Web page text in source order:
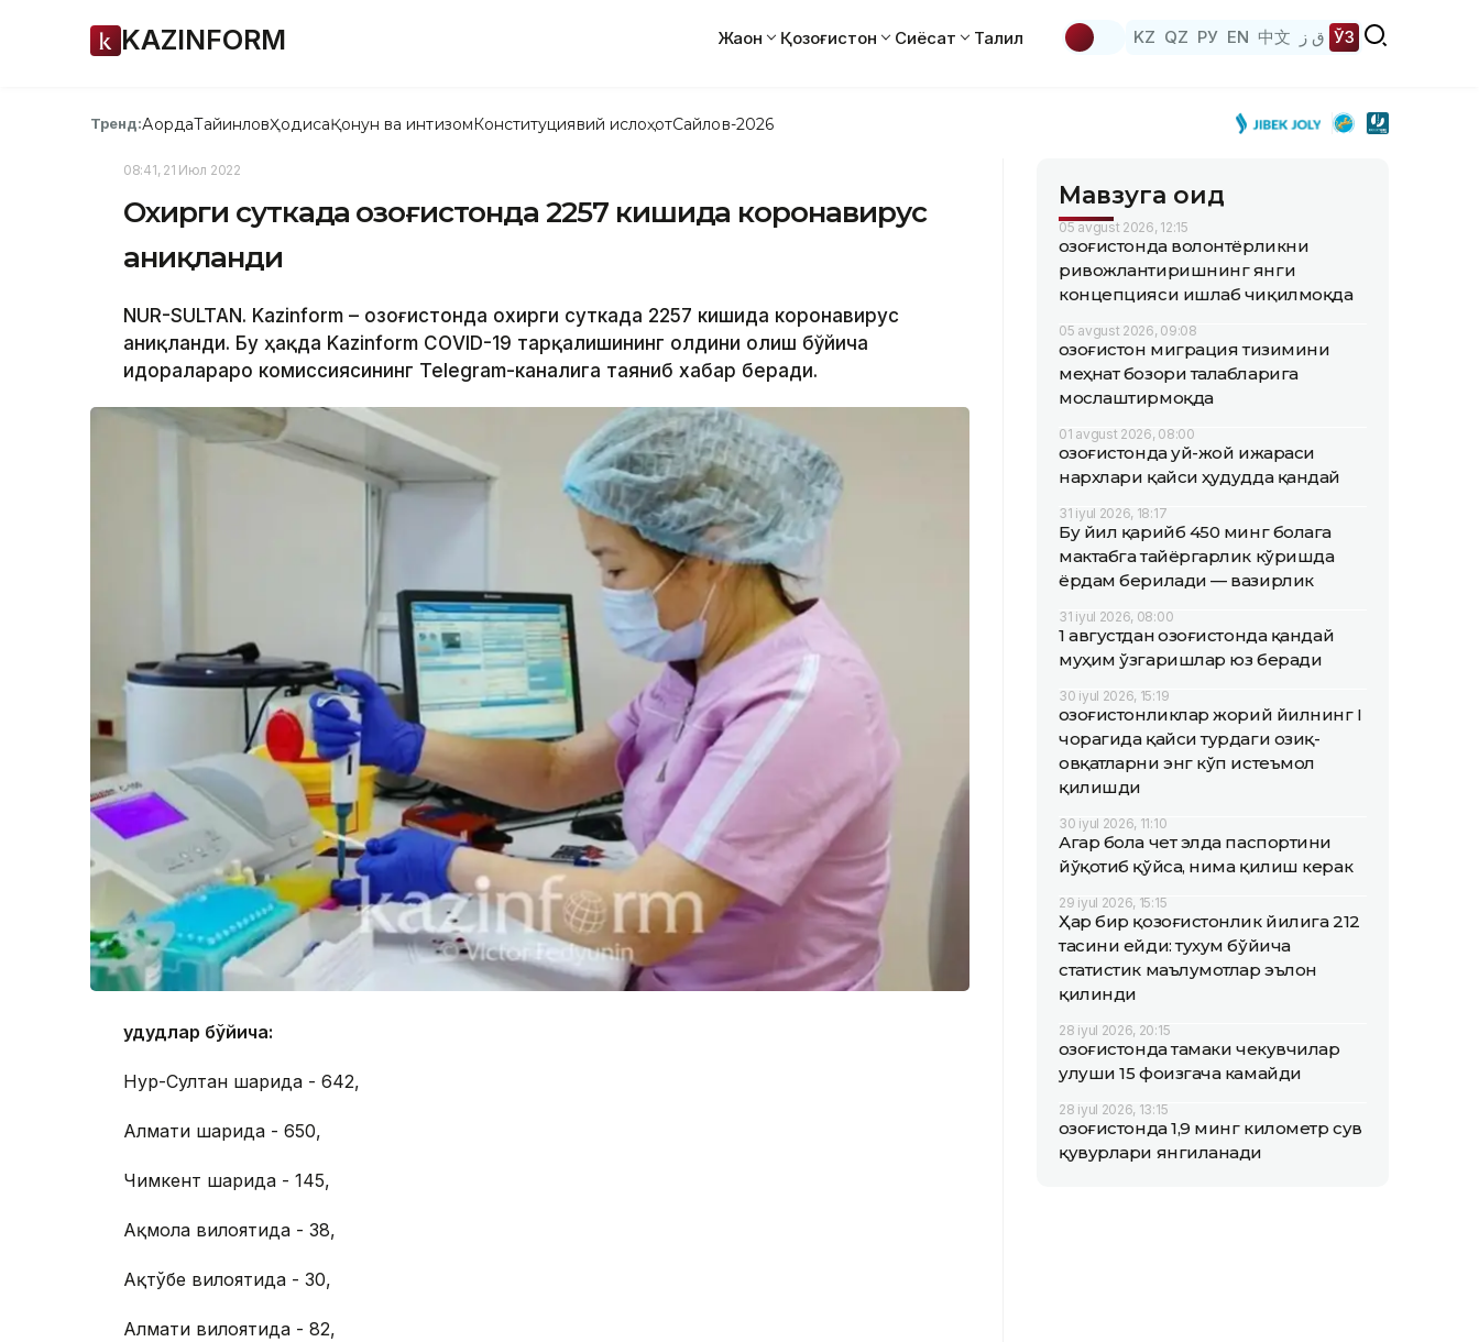
KAZINFORM Жаҳон Қозоғистон Сиёсат Таҳлил KZ QZ РУ EN 中文 ق ز ЎЗ
Тренд:АқордаТайинловҲодисаҚонун ва интизомКонституциявий ислоҳотСайлов-2026
08:41, 21 Июл 2022
Охирги суткада Қозоғистонда 2257 кишида коронавирус
аниқланди
NUR-SULTAN. Kazinform – Қозоғистонда охирги суткада 2257 кишида коронавирус
аниқланди. Бу ҳақда Kazinform CОVID-19 тарқалишининг олдини олиш бўйича
идоралараро комиссиясининг Теlegram-каналига таяниб хабар беради.
Ҳудудлар бўйича:
Нур-Султан шаҳрида - 642,
Алмати шаҳрида - 650,
Чимкент шаҳрида - 145,
Ақмола вилоятида - 38,
Ақтўбе вилоятида - 30,
Алмати вилоятида - 82,
Мавзуга оид
05 avgust 2026, 12:15
Қозоғистонда волонтёрликни
ривожлантиришнинг янги
концепцияси ишлаб чиқилмоқда
05 avgust 2026, 09:08
Қозоғистон миграция тизимини
меҳнат бозори талабларига
мослаштирмоқда
01 avgust 2026, 08:00
Қозоғистонда уй-жой ижараси
нархлари қайси ҳудудда қандай
31 iyul 2026, 18:17
Бу йил қарийб 450 минг болага
мактабга тайёргарлик кўришда
ёрдам берилади — вазирлик
31 iyul 2026, 08:00
1 августдан Қозоғистонда қандай
муҳим ўзгаришлар юз беради
30 iyul 2026, 15:19
Қозоғистонликлар жорий йилнинг I
чорагида қайси турдаги озиқ-
овқатларни энг кўп истеъмол
қилишди
30 iyul 2026, 11:10
Агар бола чет элда паспортини
йўқотиб қўйса, нима қилиш керак
29 iyul 2026, 15:15
Ҳар бир қозоғистонлик йилига 212
тасини ейди: тухум бўйича
статистик маълумотлар эълон
қилинди
28 iyul 2026, 20:15
Қозоғистонда тамаки чекувчилар
улуши 15 фоизгача камайди
28 iyul 2026, 13:15
Қозоғистонда 1,9 минг километр сув
қувурлари янгиланади